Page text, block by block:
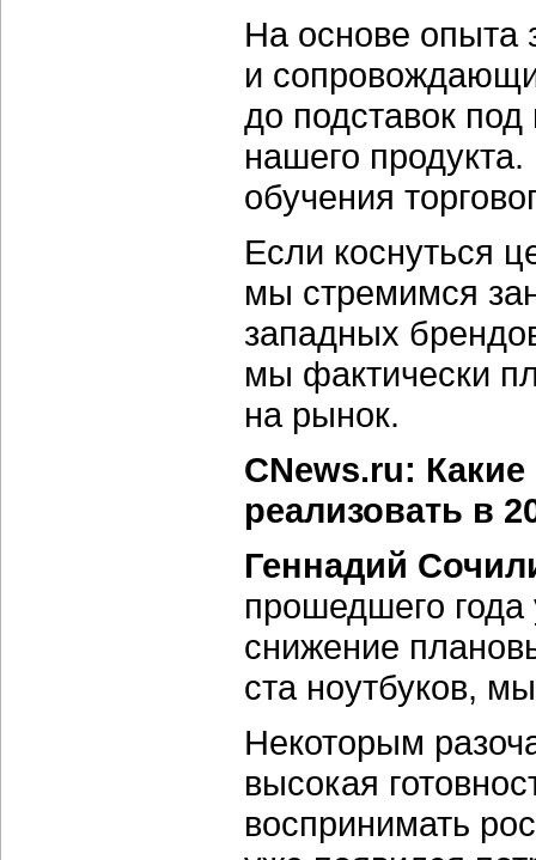
На основе опыта
и
до подставок
нашего
обучения
Если коснуться
мы стремимся
западных
мы фактически
на рынок.
CNews.ru:
реализовать в
Геннадий
прошедшего
снижение
ста ноутбуков,
Некоторым
высокая
воспринимать